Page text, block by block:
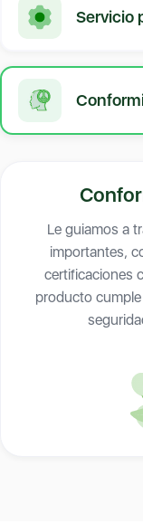
Servicio
Le guiamos a
importantes,
certificaciones
producto